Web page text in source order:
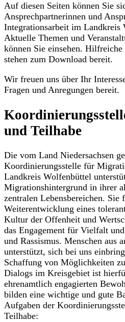
Auf diesen Seiten können Sie
Ansprechpartnerinnen und
Integrationsarbeit im
Aktuelle Themen und
können Sie einsehen.
stehen zum Download bereit.
Wir freuen uns über Ihr
Fragen und Anregungen bereit.
und Teilhabe
Die vom Land Niedersachsen
Koordinierungsstelle für
Landkreis Wolfenbüttel
Migrationshintergrund in ihrer
zentralen Lebensbereichen. Sie
Weiterentwicklung eines
Kultur der Offenheit und
das Engagement für Vielfalt
und Rassismus. Menschen aus
unterstützt, sich bei uns
Schaffung von Möglichkeiten
Dialogs im Kreisgebiet ist
ehrenamtlich engagierten
bilden eine wichtige und gute
Aufgaben der
Teilhabe: